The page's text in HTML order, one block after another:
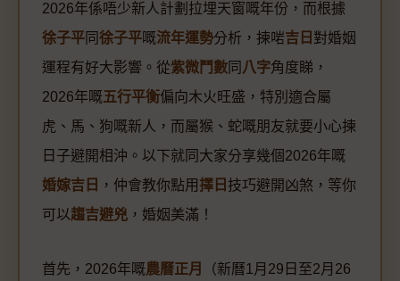
2026年係唔少新人計劃拉埋天窗嘅年份，而根據
徐子平 同 徐子平嘅流年運勢分析，揀啱吉日 對婚姻
運程有好大影響。從紫微鬥數 同 八字角度睇，
2026年嘅五行平衡偏向木火旺盛，特別適合屬
虎、馬、狗嘅新人，而屬猴、蛇嘅朋友就要小心揀
日子避開相沖。以下就同大家分享幾個2026年嘅
婚嫁吉日 ，仲會教你點用 擇日 技巧避開凶煞，等你
可以趨吉避兇 ，婚姻美滿！
首先，2026年嘅農曆正月
（新曆1月29日至2月26